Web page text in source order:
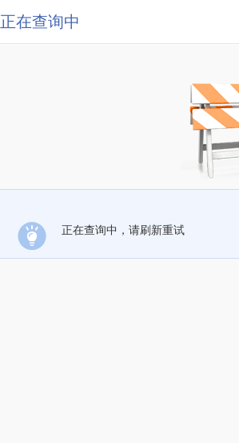
正在查询中
正在查询中，请刷新重试